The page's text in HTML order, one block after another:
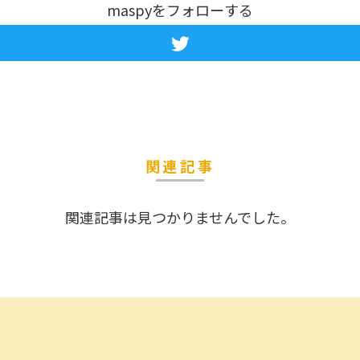
maspyをフォローする
関連記事
関連記事は見つかりませんでした。